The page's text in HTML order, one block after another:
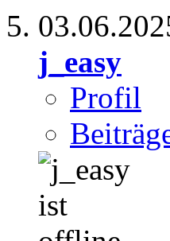
j_easy
Profil